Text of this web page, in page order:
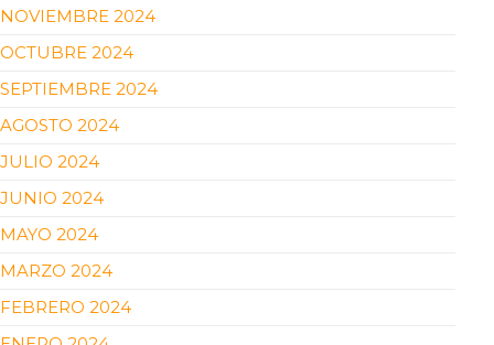
NOVIEMBRE 2024
OCTUBRE 2024
SEPTIEMBRE 2024
AGOSTO 2024
JULIO 2024
JUNIO 2024
MAYO 2024
MARZO 2024
FEBRERO 2024